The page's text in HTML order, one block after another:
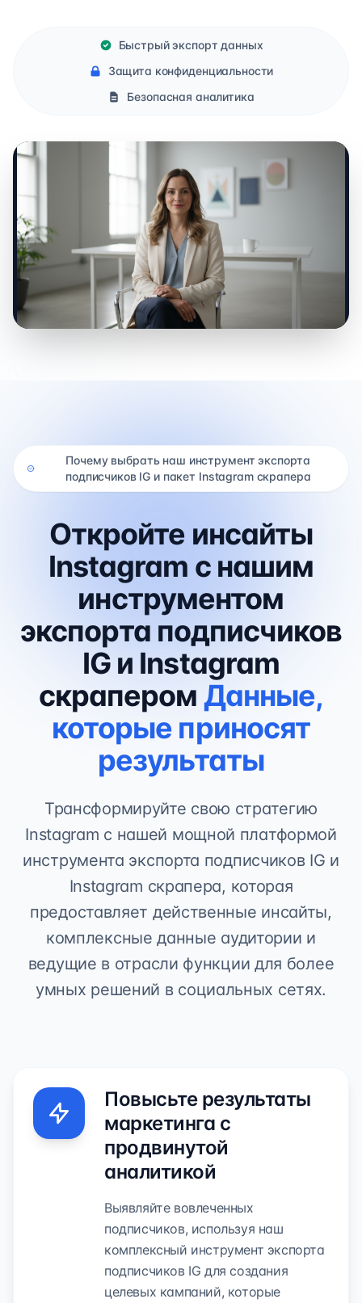
Быстрый экспорт данных
Защита конфиденциальности
Безопасная аналитика
0:00 / 0:00
Почему выбрать наш инструмент экспорта
подписчиков IG и пакет Instagram скрапера
Откройте инсайты
Instagram с нашим
инструментом
экспорта подписчиков
IG и Instagram
скрапером Данные,
которые приносят
результаты
Трансформируйте свою стратегию
Instagram с нашей мощной платформой
инструмента экспорта подписчиков IG и
Instagram скрапера, которая
предоставляет действенные инсайты,
комплексные данные аудитории и
ведущие в отрасли функции для более
умных решений в социальных сетях.
Повысьте результаты
маркетинга с
продвинутой
аналитикой
Выявляйте вовлеченных
подписчиков, используя наш
комплексный инструмент экспорта
подписчиков IG для создания
целевых кампаний, которые